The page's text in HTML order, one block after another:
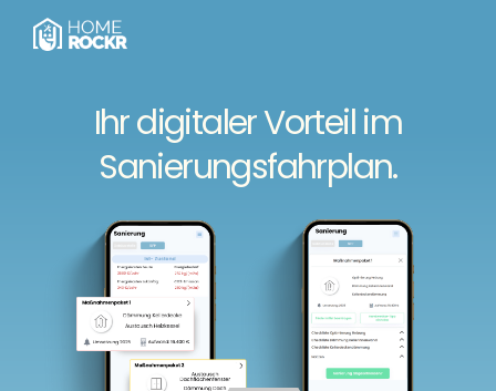
Ihr digitaler Vorteil im
Sanierungsfahrplan.